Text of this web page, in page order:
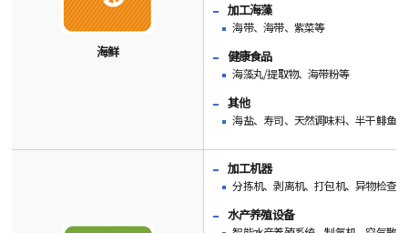
海鲜
加工海藻
海带、海带、紫菜等
健康食品
海藻丸/提取物、海带粉等
其他
海盐、寿司、天然调味料、半干鲱鱼
加工机器
分拣机、剥离机、打包机、异物检查
水产养殖设备